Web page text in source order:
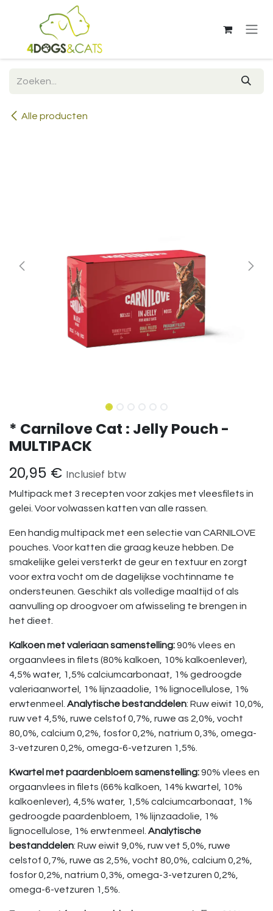
Overslaan naar inhoud
Alle producten
* Carnilove Cat : Jelly Pouch -
MULTIPACK
20,95 € Inclusief btw
Multipack met 3 recepten voor zakjes met vleesfilets in
gelei. Voor volwassen katten van alle rassen.
Een handig multipack met een selectie van CARNILOVE
pouches. Voor katten die graag keuze hebben. De
smakelijke gelei versterkt de geur en textuur en zorgt
voor extra vocht om de dagelijkse vochtinname te
ondersteunen. Geschikt als volledige maaltijd of als
aanvulling op droogvoer om afwisseling te brengen in
het dieet.
Kalkoen met valeriaan samenstelling:90% vlees en
orgaanvlees in filets (80% kalkoen, 10% kalkoenlever),
4,5% water, 1,5% calciumcarbonaat, 1% gedroogde
valeriaanwortel, 1% lijnzaadolie, 1% lignocellulose, 1%
erwtenmeel. Analytische bestanddelen: Ruw eiwit 10,0%,
ruw vet 4,5%, ruwe celstof 0,7%, ruwe as 2,0%, vocht
80,0%, calcium 0,2%, fosfor 0,2%, natrium 0,3%, omega-
3-vetzuren 0,2%, omega-6-vetzuren 1,5%.
Kwartel met paardenbloem samenstelling:90% vlees en
orgaanvlees in filets (66% kalkoen, 14% kwartel, 10%
kalkoenlever), 4,5% water, 1,5% calciumcarbonaat, 1%
gedroogde paardenbloem, 1% lijnzaadolie, 1%
lignocellulose, 1% erwtenmeel. Analytische
bestanddelen: Ruw eiwit 9,0%, ruw vet 5,0%, ruwe
celstof 0,7%, ruwe as 2,5%, vocht 80,0%, calcium 0,2%,
fosfor 0,2%, natrium 0,3%, omega-3-vetzuren 0,2%,
omega-6-vetzuren 1,5%.